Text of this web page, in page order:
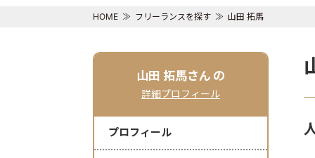
HOME フリーランスを探す 山田 拓馬
山田 拓馬さん の
詳細プロフィール
プロフィール